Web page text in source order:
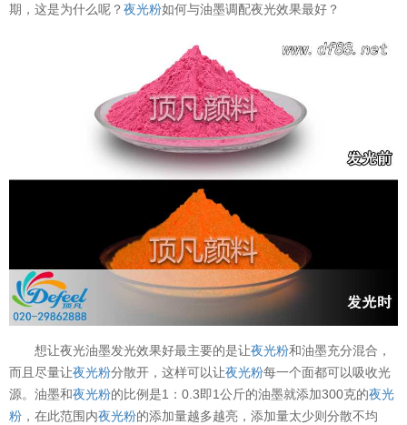
期，这是为什么呢？夜光粉如何与油墨调配夜光效果最好？
想让夜光油墨发光效果好最主要的是让夜光粉和油墨充分混合，
而且尽量让夜光粉分散开，这样可以让夜光粉每一个面都可以吸收光
源。油墨和夜光粉的比例是1：0.3即1公斤的油墨就添加300克的夜光
粉 ，在此范围内夜光粉的添加量越多越亮，添加量太少则分散不均